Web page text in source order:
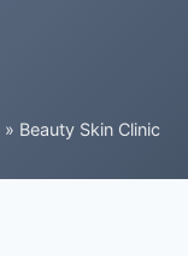
» Beauty Skin Clinic